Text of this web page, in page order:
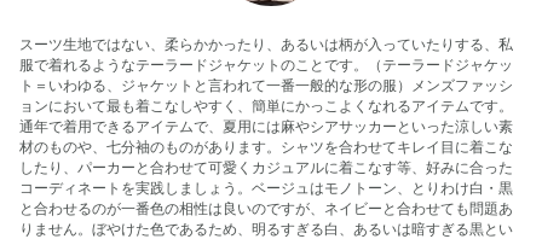
スーツ生地ではない、柔らかかったり、あるいは柄が入っていたりする、私
服で着れるようなテーラードジャケットのことです。（テーラードジャケッ
ト＝いわゆる、ジャケットと言われて一番一般的な形の服）メンズファッシ
ョンにおいて最も着こなしやすく、簡単にかっこよくなれるアイテムです。
通年で着用できるアイテムで、夏用には麻やシアサッカーといった涼しい素
材のものや、七分袖のものがあります。シャツを合わせてキレイ目に着こな
したり、パーカーと合わせて可愛くカジュアルに着こなす等、好みに合った
コーディネートを実践しましょう。ベージュはモノトーン、とりわけ白・黒
と合わせるのが一番色の相性は良いのですが、ネイビーと合わせても問題あ
りません。ぼやけた色であるため、明るすぎる白、あるいは暗すぎる黒とい